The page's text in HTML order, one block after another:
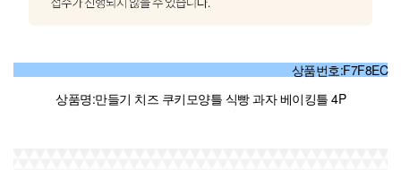
상품번호:F7F8EC
상품명:만들기 치즈 쿠키모양틀 식빵 과자 베이킹틀 4P